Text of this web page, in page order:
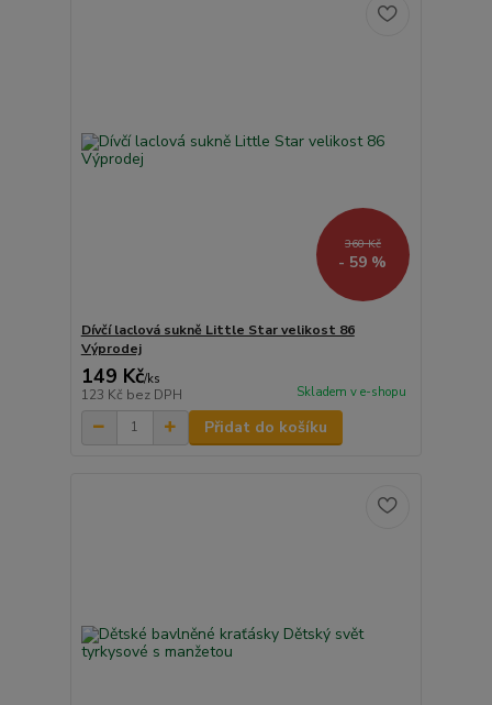
360 Kč
- 59 %
Dívčí laclová sukně Little Star velikost 86
Výprodej
149 Kč/ks
123 Kč bez DPH Skladem v e-shopu
Přidat do košíku